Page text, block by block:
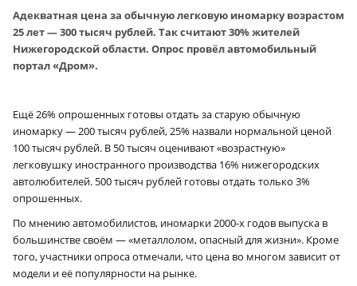
Адекватная цена за обычную легковую иномарку возрастом
25 лет — 300 тысяч рублей. Так считают 30% жителей
Нижегородской области. Опрос провёл автомобильный
портал «Дром».
Ещё 26% опрошенных готовы отдать за старую обычную
иномарку — 200 тысяч рублей, 25% назвали нормальной ценой
100 тысяч рублей. В 50 тысяч оценивают «возрастную»
легковушку иностранного производства 16% нижегородских
автолюбителей. 500 тысяч рублей готовы отдать только 3%
опрошенных.
По мнению автомобилистов, иномарки 2000‑х годов выпуска в
большинстве своём — «металлолом, опасный для жизни». Кроме
того, участники опроса отмечали, что цена во многом зависит от
модели и её популярности на рынке.